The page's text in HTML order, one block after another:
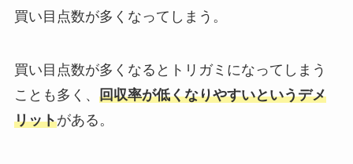
買い目点数が多くなってしまう。
買い目点数が多くなるとトリガミになってしまう
ことも多く、 回収率が低くなりやすいというデメ
リットがある。